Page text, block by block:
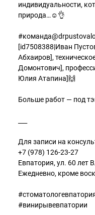
индивидуальности,
природа…☺️👌
[id7508388|Иван
Абхаиров],
Домонтович],
Юлия Атапина]🙌
Больше работ — под
Для записи на
+7 (978) 126-23-27
Евпатория, ул. 60 лет
Ежедневно, кроме
#винирывевпатории